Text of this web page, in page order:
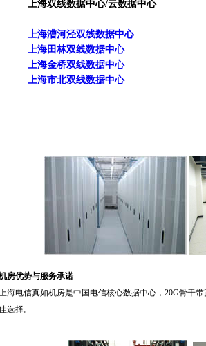
上海双线数据中心/云数据中心
上海漕河泾双线数据中心
上海田林双线数据中心
上海金桥双线数据中心
上海市北双线数据中心
房优势与服务承诺
海电信真如机房是中国电信核心数据中心，20G骨干
选择。